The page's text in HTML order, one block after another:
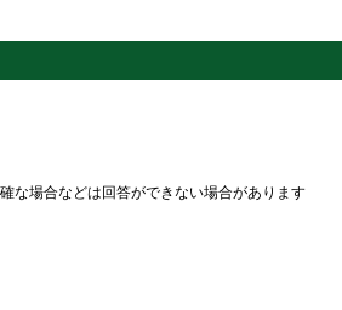
な場合などは回答ができない場合があります